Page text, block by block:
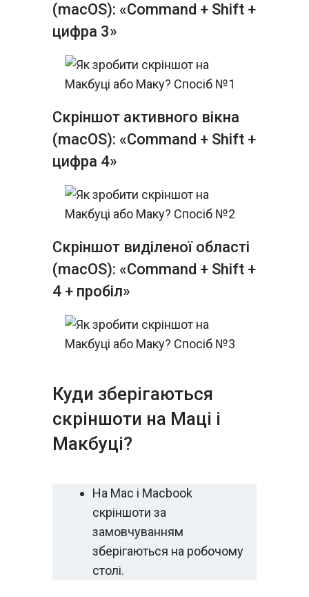
(macOS): «Command + Shift +
цифра 3»
Скріншот активного вікна
(macOS): «Command + Shift +
цифра 4»
Скріншот виділеної області
(macOS): «Command + Shift +
4 + пробіл»
Куди зберігаються
скріншоти на Маці і
Макбуці?
На Mac і Macbook
скріншоти за
замовчуванням
зберігаються на робочому
столі.